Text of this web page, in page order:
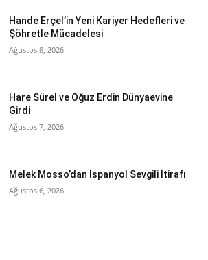
Hande Erçel’in Yeni Kariyer Hedefleri ve
Şöhretle Mücadelesi
Ağustos 8, 2026
Hare Sürel ve Oğuz Erdin Dünyaevine
Girdi
Ağustos 7, 2026
Melek Mosso’dan İspanyol Sevgili İtirafı
Ağustos 6, 2026